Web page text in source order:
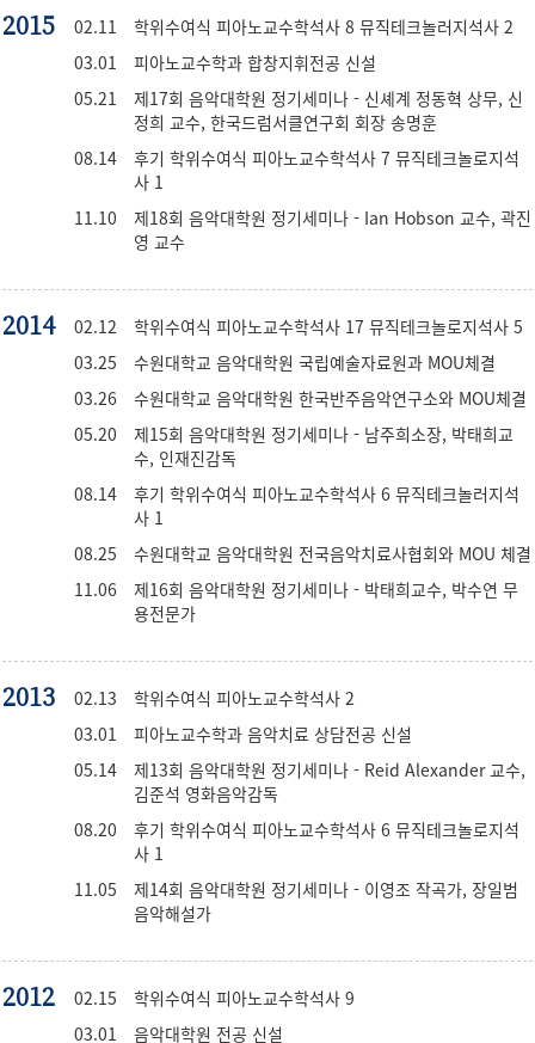
2015 02.11
학위수여식 피아노교수학석사 8 뮤직테크놀러지석사 2
03.01
피아노교수학과 합창지휘전공 신설
05.21
제17회 음악대학원 정기세미나 - 신셰계 정동혁 상무, 신
정희 교수, 한국드럼서클연구회 회장 송명훈
08.14
후기 학위수여식 피아노교수학석사 7 뮤직테크놀로지석
사 1
11.10
제18회 음악대학원 정기세미나 - Ian Hobson 교수, 곽진
영 교수
2014 02.12
학위수여식 피아노교수학석사 17 뮤직테크놀로지석사 5
03.25
수원대학교 음악대학원 국립예술자료원과 MOU체결
03.26
수원대학교 음악대학원 한국반주음악연구소와 MOU체결
05.20
제15회 음악대학원 정기세미나 - 남주희소장, 박태희교
수, 인재진감독
08.14
후기 학위수여식 피아노교수학석사 6 뮤직테크놀러지석
사 1
08.25
수원대학교 음악대학원 전국음악치료사협회와 MOU 체결
11.06
제16회 음악대학원 정기세미나 - 박태희교수, 박수연 무
용전문가
2013 02.13
학위수여식 피아노교수학석사 2
03.01
피아노교수학과 음악치료 상담전공 신설
05.14
제13회 음악대학원 정기세미나 - Reid Alexander 교수,
김준석 영화음악감독
08.20
후기 학위수여식 피아노교수학석사 6 뮤직테크놀로지석
사 1
11.05
제14회 음악대학원 정기세미나 - 이영조 작곡가, 장일범
음악해설가
2012 02.15
학위수여식 피아노교수학석사 9
03.01
음악대학원 전공 신설